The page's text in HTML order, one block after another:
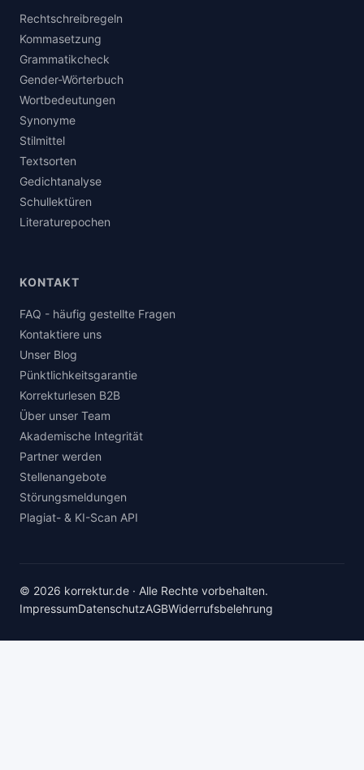
Rechtschreibregeln
Kommasetzung
Grammatikcheck
Gender-Wörterbuch
Wortbedeutungen
Synonyme
Stilmittel
Textsorten
Gedichtanalyse
Schullektüren
Literaturepochen
KONTAKT
FAQ - häufig gestellte Fragen
Kontaktiere uns
Unser Blog
Pünktlichkeitsgarantie
Korrekturlesen B2B
Über unser Team
Akademische Integrität
Partner werden
Stellenangebote
Störungsmeldungen
Plagiat- & KI-Scan API
© 2026 korrektur.de · Alle Rechte vorbehalten.
ImpressumDatenschutzAGBWiderrufsbelehrung